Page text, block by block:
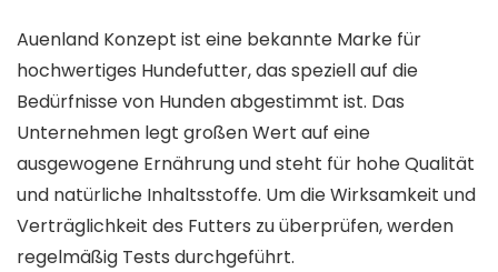
Auenland Konzept ist eine bekannte Marke für
hochwertiges Hundefutter, das speziell auf die
Bedürfnisse von Hunden abgestimmt ist. Das
Unternehmen legt großen Wert auf eine
ausgewogene Ernährung und steht für hohe Qualität
und natürliche Inhaltsstoffe. Um die Wirksamkeit und
Verträglichkeit des Futters zu überprüfen, werden
regelmäßig Tests durchgeführt.